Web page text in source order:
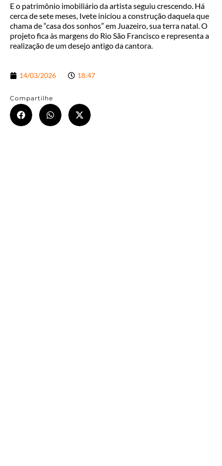
E o patrimônio imobiliário da artista seguiu crescendo. Há
cerca de sete meses, Ivete iniciou a construção daquela que
chama de “casa dos sonhos” em Juazeiro, sua terra natal. O
projeto fica às margens do Rio São Francisco e representa a
realização de um desejo antigo da cantora.
14/03/2026 18:47
Compartilhe